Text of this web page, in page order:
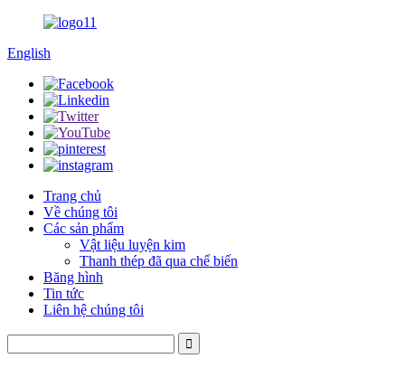
English
Trang chủ
Về chúng tôi
Các sản phẩm
Vật liệu luyện kim
Thanh thép đã qua chế biến
Băng hình
Tin tức
Liên hệ chúng tôi